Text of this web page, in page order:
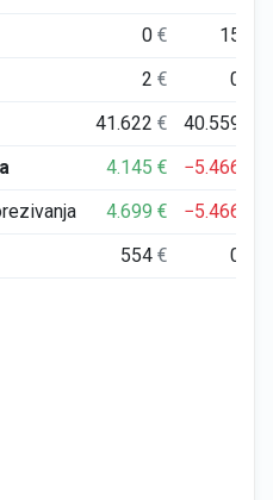
0€ 15
2€ 0
41.622€ 40.559
4.145€ −5.466
4.699€ −5.466
554€ 0